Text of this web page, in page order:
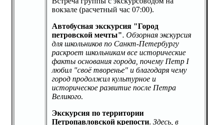
вокзале (расчетный час 07:00).
Автобусная экскурсия "Город
петровской мечты". Обзорная экскурсия
для школьников по Санкт-Петербургу
раскроет школьникам все исторические
факты основания города, почему Петр I
любил "своё творенье" и благодаря чему
город продолжил культурное и
историческое развитие после Петра
Великого.
Экскурсия по территории
Петропавловской крепости. Здесь, в